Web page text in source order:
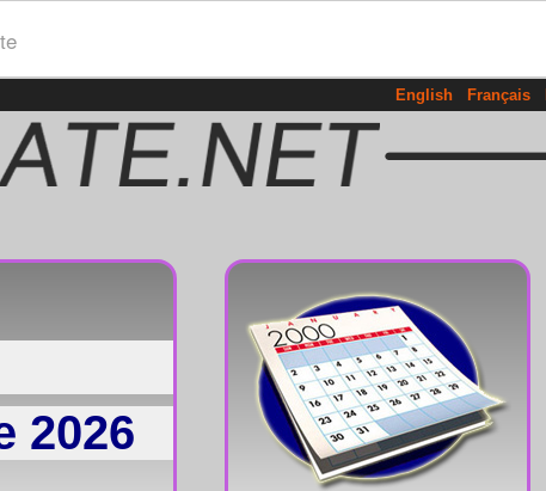
English Français
2026